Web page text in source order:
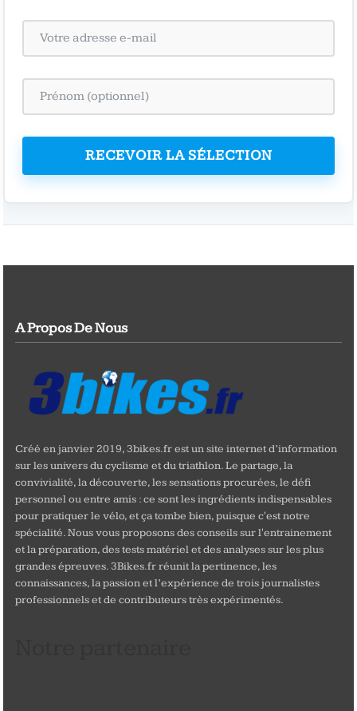
RECEVOIR LA SÉLECTION
A Propos De Nous
Créé en janvier 2019, 3bikes.fr est un site internet d’information
sur les univers du cyclisme et du triathlon. Le partage, la
convivialité, la découverte, les sensations procurées, le défi
personnel ou entre amis : ce sont les ingrédients indispensables
pour pratiquer le vélo, et ça tombe bien, puisque c'est notre
spécialité. Nous vous proposons des conseils sur l'entrainement
et la préparation, des tests matériel et des analyses sur les plus
grandes épreuves. 3Bikes.fr réunit la pertinence, les
connaissances, la passion et l’expérience de trois journalistes
professionnels et de contributeurs très expérimentés.